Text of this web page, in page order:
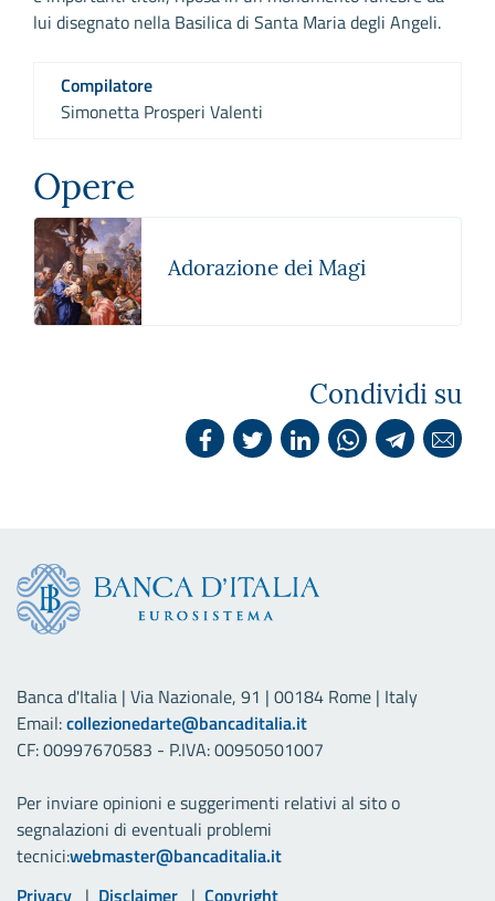
lui disegnato nella Basilica di Santa Maria degli Angeli.
Compilatore
Simonetta Prosperi Valenti
Opere
Adorazione dei Magi
Condividi su
Banca d'Italia | Via Nazionale, 91 | 00184 Rome | Italy
Email:collezionedarte@bancaditalia.it
CF: 00997670583 - P.IVA: 00950501007
Per inviare opinioni e suggerimenti relativi al sito o
segnalazioni di eventuali problemi
tecnici:webmaster@bancaditalia.it
Privacy Disclaimer Copyright